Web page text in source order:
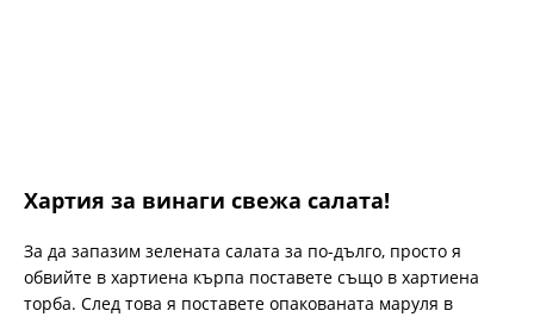
Хартия за винаги свежа салата!
За да запазим зелената салата за по-дълго, просто я
обвийте в хартиена кърпа поставете също в хартиена
торба. След това я поставете опакованата маруля в